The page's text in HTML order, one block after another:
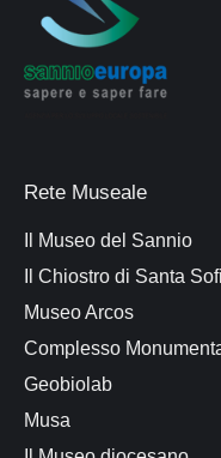
Rete Museale
Il Museo del Sannio
Il Chiostro di Santa
Museo Arcos
Complesso
Geobiolab
Musa